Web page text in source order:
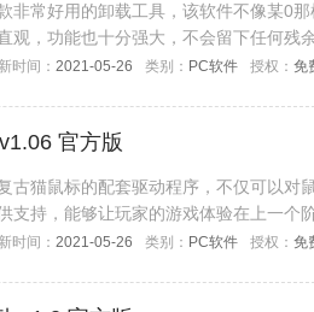
非常好用的卸载工具，该软件不像某0
观，功能也十分强大，不会留下任何残
时间： 2021-05-26 类别： PC软件 授权： 免
官方版
古猫鼠标的配套驱动程序，不仅可以对
支持，能够让玩家的游戏体验在上一个
时间： 2021-05-26 类别： PC软件 授权： 免